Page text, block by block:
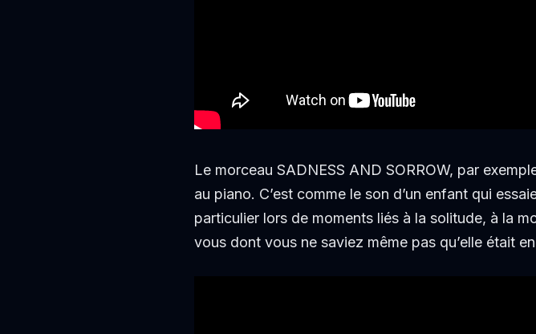
Le morceau SADNESS AND SORROW, par
au piano. C’est comme le son d’un enfant qui
particulier lors de moments liés à la solitude, à la
vous dont vous ne saviez même pas qu’elle était